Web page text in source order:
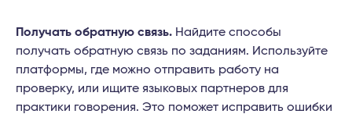
Получать обратную связь. Найдите способы
получать обратную связь по заданиям. Используйте
платформы, где можно отправить работу на
проверку, или ищите языковых партнеров для
практики говорения. Это поможет исправить ошибки